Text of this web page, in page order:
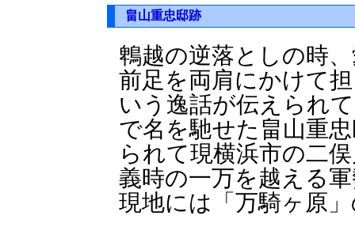
畠山重忠邸跡
鵯越の逆落としの時
前足を両肩にかけて
いう逸話が伝えられ
で名を馳せた畠山重
られて現横浜市の二
義時の一万を越える
現地には「万騎ヶ原